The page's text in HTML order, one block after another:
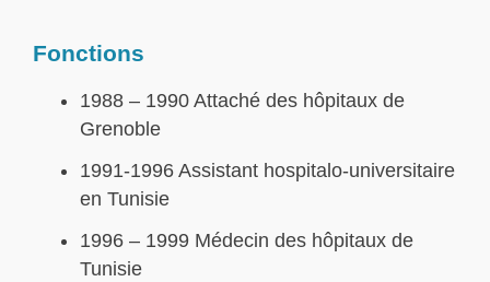
Fonctions
1988 – 1990 Attaché des hôpitaux de
Grenoble
1991-1996 Assistant hospitalo-universitaire
en Tunisie
1996 – 1999 Médecin des hôpitaux de
Tunisie